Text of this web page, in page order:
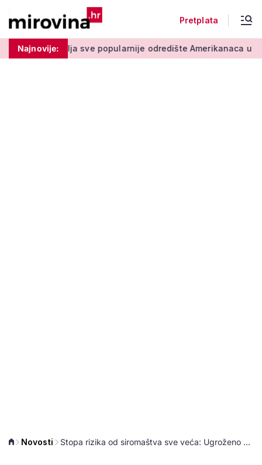
Pretplata
Najnovije:
sve popularnije odredište Amerikanaca u mirovini: Pruža
Novosti Stopa rizika od siromaštva sve veća: Ugroženo čak 60 posto samaca starijih od 65